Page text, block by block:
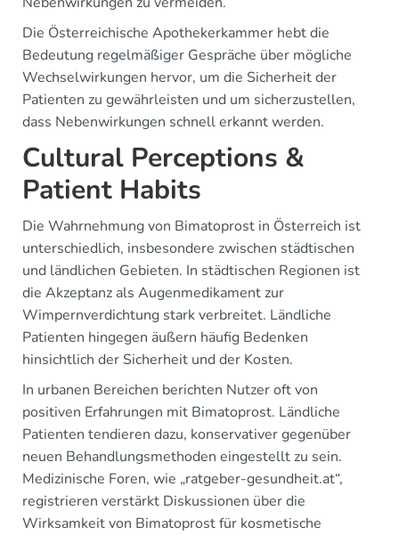
Die Österreichische Apothekerkammer hebt die
Bedeutung regelmäßiger Gespräche über mögliche
Wechselwirkungen hervor, um die Sicherheit der
Patienten zu gewährleisten und um sicherzustellen,
dass Nebenwirkungen schnell erkannt werden.
Cultural Perceptions &
Patient Habits
Die Wahrnehmung von Bimatoprost in Österreich ist
unterschiedlich, insbesondere zwischen städtischen
und ländlichen Gebieten. In städtischen Regionen ist
die Akzeptanz als Augenmedikament zur
Wimpernverdichtung stark verbreitet. Ländliche
Patienten hingegen äußern häufig Bedenken
hinsichtlich der Sicherheit und der Kosten.
In urbanen Bereichen berichten Nutzer oft von
positiven Erfahrungen mit Bimatoprost. Ländliche
Patienten tendieren dazu, konservativer gegenüber
neuen Behandlungsmethoden eingestellt zu sein.
Medizinische Foren, wie „ratgeber-gesundheit.at“,
registrieren verstärkt Diskussionen über die
Wirksamkeit von Bimatoprost für kosmetische